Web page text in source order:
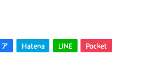
ア Hatena LINE Pocket